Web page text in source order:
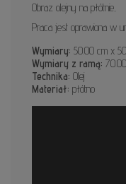
Obraz olejny na płótnie,
Praca jest oprawiona w
Wymiary: 50.00 cm x
Wymiary z ramą:
Technika: Olej
Materiał: płótno